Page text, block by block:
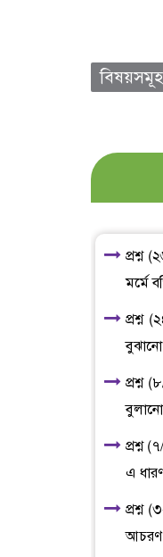
প্রশ্ন
মর্মে
প্রশ্ন
প্রশ্ন
প্রশ্ন
এ
প্রশ্ন
আচরণ